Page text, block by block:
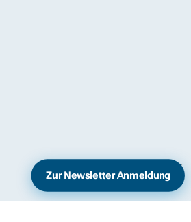
Datenschutz
Zur Newsletter Anmeldung